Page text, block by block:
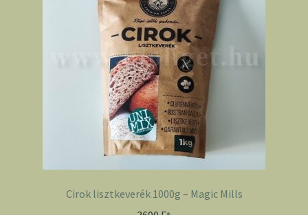
Cirok lisztkeverék 1000g – Magic Mills